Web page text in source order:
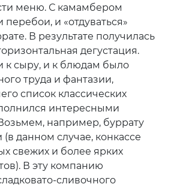
меню. С камамбером
и «отдуваться»
В результате получилась
дегустация.
к сыру, и к блюдам было
труда и фантазии,
список классических
интересными
например, буррату
данном случае, конкассе
свежих и более ярких
В эту компанию
сливочного